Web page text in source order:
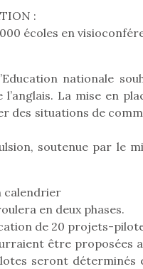
:
écoles en
nationale
l’anglais. La mise en
des situations de
soutenue par le
calendrier
en deux phases.
de 20 projets-
être proposées
seront déterminés
pour les
les petits !
vacances
Après
feux à